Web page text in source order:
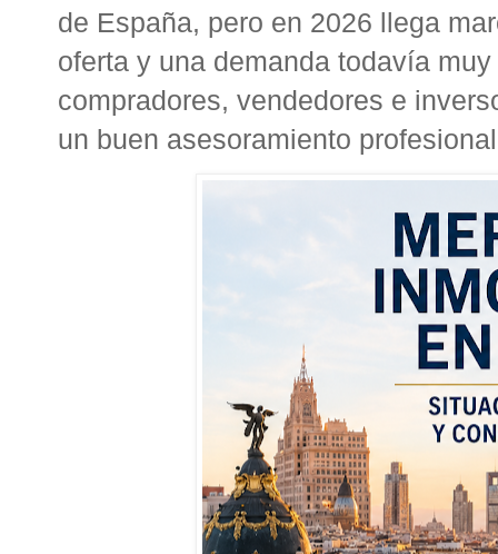
de España, pero en 2026 llega
oferta y una demanda todavía
compradores, vendedores e
un buen asesoramiento